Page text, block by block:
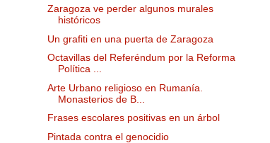
Zaragoza ve perder algunos murales
históricos
Un grafiti en una puerta de Zaragoza
Octavillas del Referéndum por la Reforma
Política ...
Arte Urbano religioso en Rumanía.
Monasterios de B...
Frases escolares positivas en un árbol
Pintada contra el genocidio